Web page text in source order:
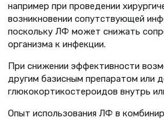
например при проведении
возникновении сопутствующей
поскольку ЛФ может снижать
организма к инфекции.
При снижении эффективности
другим базисным препаратом или
глюкокортикостероидов внутрь
Опыт использования ЛФ в